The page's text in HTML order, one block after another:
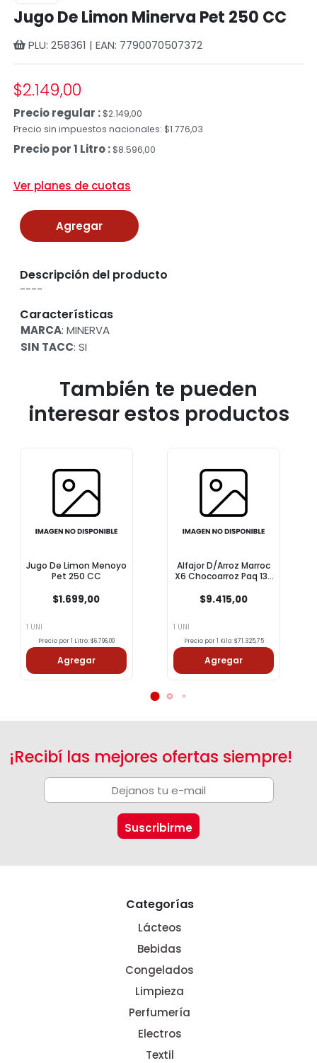
Jugo De Limon Minerva Pet 250 CC
PLU: 258361 | EAN: 7790070507372
$2.149,00
Precio regular :$2.149,00
Precio sin impuestos nacionales: $1.776,03
Precio por 1 Litro : $8.596,00
Ver planes de cuotas
Agregar
Descripción del producto
----
Características
MARCA: MINERVA
SIN TACC: SI
También te pueden
interesar estos productos
Jugo De Limon Menoyo
Pet 250 CC
$1.699,00
1 UNI
Precio por 1 Litro: $6.796,00
Agregar
Alfajor D/Arroz Marroc
X6 Chocoarroz Paq 132
$9.415,00
1 UNI
Precio por 1 Kilo: $71.325,75
Agregar
¡Recibí las mejores ofertas siempre!
Categorías
Lácteos
Bebidas
Congelados
Limpieza
Perfumería
Electros
Textil